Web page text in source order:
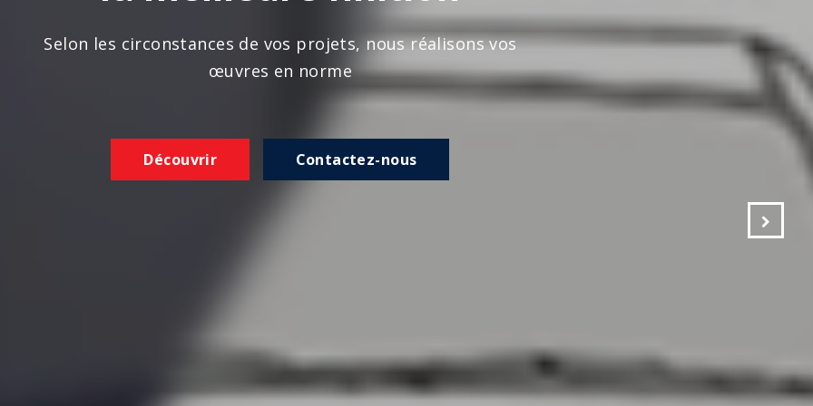
les circonstances de vos projets, nous réalisons vos
œuvres en norme
Contactez-nous